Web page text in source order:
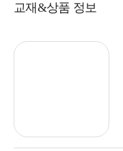
교재&상품 정보